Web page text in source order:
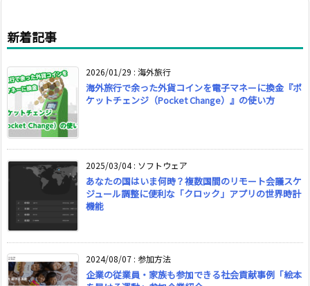
新着記事
2026/01/29 : 海外旅行
海外旅行で余った外貨コインを電子マネーに換金『ポ
ケットチェンジ（Pocket Change）』の使い方
2025/03/04: ソフトウェア
あなたの国はいま何時？複数国間のリモート会議スケ
ジュール調整に便利な「クロック」アプリの世界時計
機能
2024/08/07 : 参加方法
企業の従業員・家族も参加できる社会貢献事例「絵本